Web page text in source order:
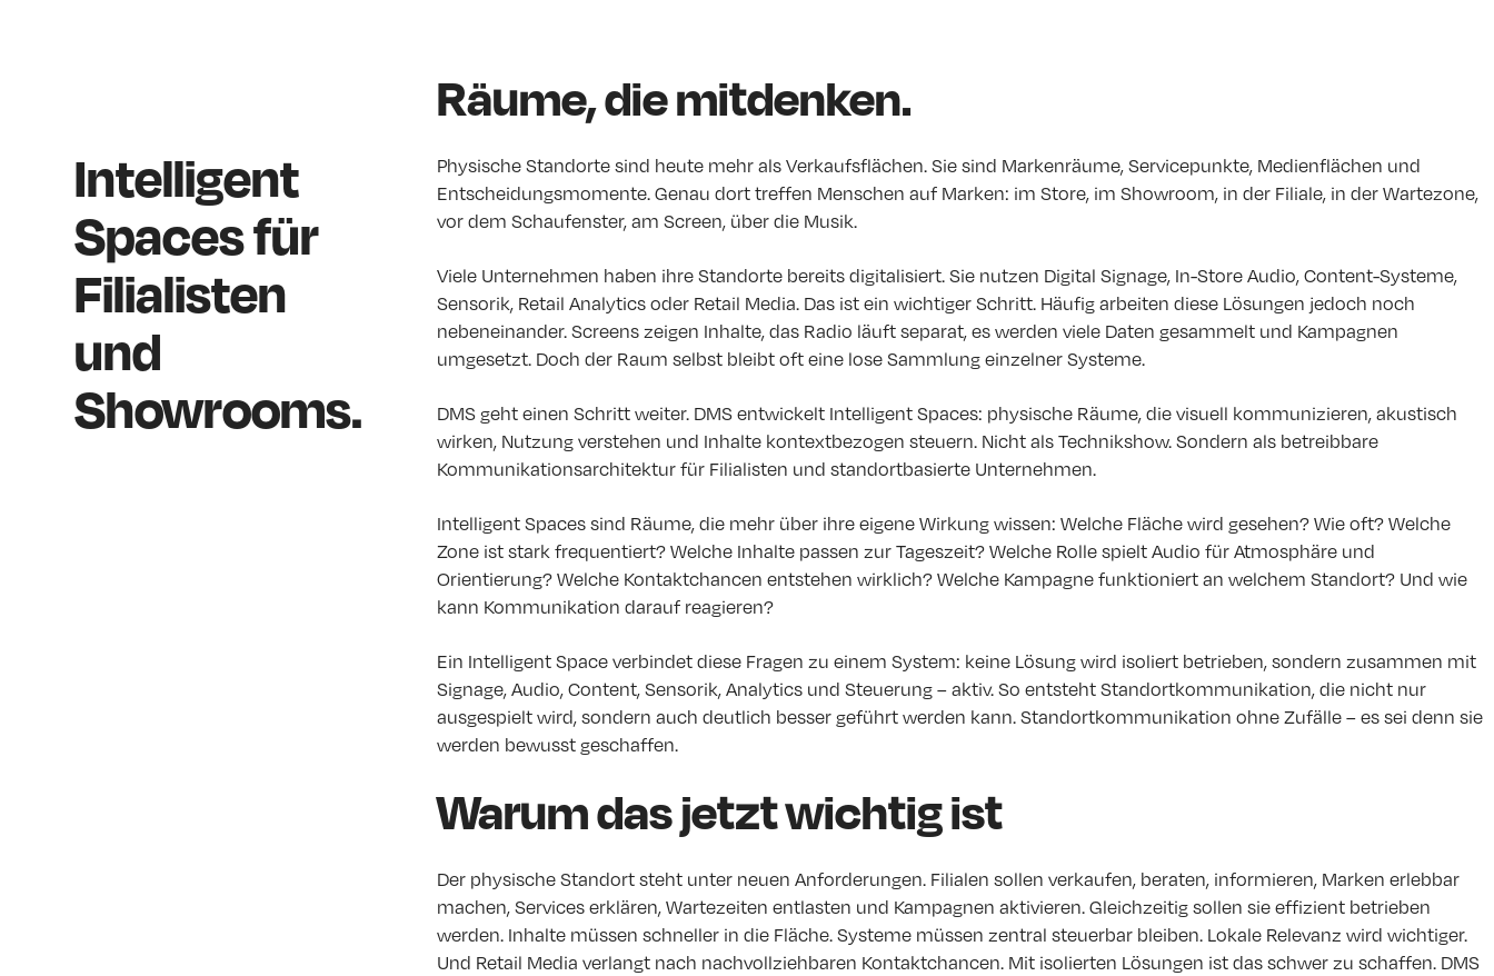
Intelligent
Spaces für
Filialisten
und
Showrooms.
Räume, die mitdenken.
Physische Standorte sind heute mehr als Verkaufsflächen. Sie sind Markenräume, Servicepunkte, Medienflächen und
Entscheidungsmomente. Genau dort treffen Menschen auf Marken: im Store, im Showroom, in der Filiale, in der Wartezone,
vor dem Schaufenster, am Screen, über die Musik.
Viele Unternehmen haben ihre Standorte bereits digitalisiert. Sie nutzen Digital Signage, In-Store Audio, Content-Systeme,
Sensorik, Retail Analytics oder Retail Media. Das ist ein wichtiger Schritt. Häufig arbeiten diese Lösungen jedoch noch
nebeneinander. Screens zeigen Inhalte, das Radio läuft separat, es werden viele Daten gesammelt und Kampagnen
umgesetzt. Doch der Raum selbst bleibt oft eine lose Sammlung einzelner Systeme.
DMS geht einen Schritt weiter. DMS entwickelt Intelligent Spaces: physische Räume, die visuell kommunizieren, akustisch
wirken, Nutzung verstehen und Inhalte kontextbezogen steuern. Nicht als Technikshow. Sondern als betreibbare
Kommunikationsarchitektur für Filialisten und standortbasierte Unternehmen.
Intelligent Spaces sind Räume, die mehr über ihre eigene Wirkung wissen: Welche Fläche wird gesehen? Wie oft? Welche
Zone ist stark frequentiert? Welche Inhalte passen zur Tageszeit? Welche Rolle spielt Audio für Atmosphäre und
Orientierung? Welche Kontaktchancen entstehen wirklich? Welche Kampagne funktioniert an welchem Standort? Und wie
kann Kommunikation darauf reagieren?
Ein Intelligent Space verbindet diese Fragen zu einem System: keine Lösung wird isoliert betrieben, sondern zusammen mit
Signage, Audio, Content, Sensorik, Analytics und Steuerung – aktiv. So entsteht Standortkommunikation, die nicht nur
ausgespielt wird, sondern auch deutlich besser geführt werden kann. Standortkommunikation ohne Zufälle – es sei denn sie
werden bewusst geschaffen.
Warum das jetzt wichtig ist
Der physische Standort steht unter neuen Anforderungen. Filialen sollen verkaufen, beraten, informieren, Marken erlebbar
machen, Services erklären, Wartezeiten entlasten und Kampagnen aktivieren. Gleichzeitig sollen sie effizient betrieben
werden. Inhalte müssen schneller in die Fläche. Systeme müssen zentral steuerbar bleiben. Lokale Relevanz wird wichtiger.
Und Retail Media verlangt nach nachvollziehbaren Kontaktchancen. Mit isolierten Lösungen ist das schwer zu schaffen. DMS